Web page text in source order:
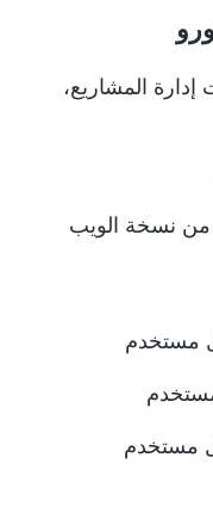
المشاريع،
من نسخة الويب